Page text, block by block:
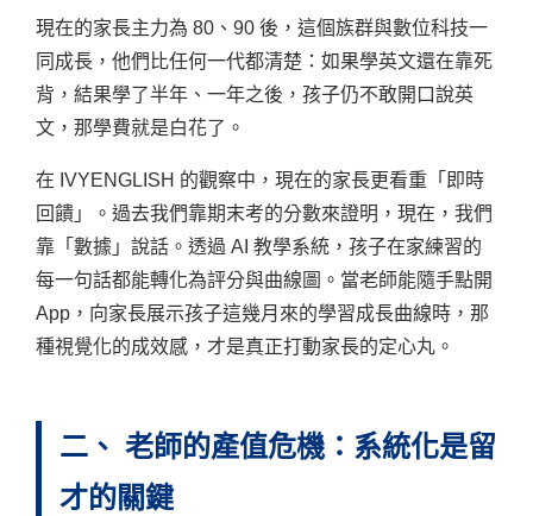
現在的家長主力為 80、90 後，這個族群與數位科技一
同成長，他們比任何一代都清楚：如果學英文還在靠死
背，結果學了半年、一年之後，孩子仍不敢開口說英
文，那學費就是白花了。
在 IVYENGLISH 的觀察中，現在的家長更看重「即時
回饋」。過去我們靠期末考的分數來證明，現在，我們
靠「數據」說話。透過 AI 教學系統，孩子在家練習的
每一句話都能轉化為評分與曲線圖。當老師能隨手點開
App，向家長展示孩子這幾月來的學習成長曲線時，那
種視覺化的成效感，才是真正打動家長的定心丸。
二、 老師的產值危機：系統化是留
才的關鍵